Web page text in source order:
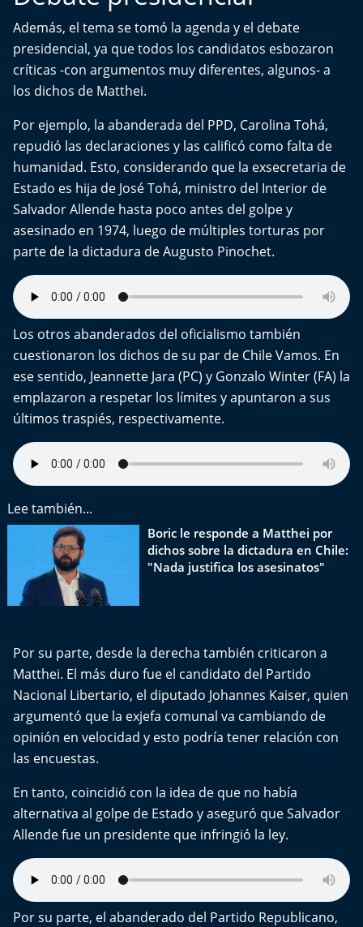
Además, el tema se tomó la agenda y el debate
presidencial, ya que todos los candidatos esbozaron
críticas -con argumentos muy diferentes, algunos- a
los dichos de Matthei.
Por ejemplo, la abanderada del PPD, Carolina Tohá,
repudió las declaraciones y las calificó como falta de
humanidad. Esto, considerando que la exsecretaria de
Estado es hija de José Tohá, ministro del Interior de
Salvador Allende hasta poco antes del golpe y
asesinado en 1974, luego de múltiples torturas por
parte de la dictadura de Augusto Pinochet.
Los otros abanderados del oficialismo también
cuestionaron los dichos de su par de Chile Vamos. En
ese sentido, Jeannette Jara (PC) y Gonzalo Winter (FA) la
emplazaron a respetar los límites y apuntaron a sus
últimos traspiés, respectivamente.
Lee también...
Boric le responde a Matthei por
dichos sobre la dictadura en Chile:
"Nada justifica los asesinatos"
Por su parte, desde la derecha también criticaron a
Matthei. El más duro fue el candidato del Partido
Nacional Libertario, el diputado Johannes Kaiser, quien
argumentó que la exjefa comunal va cambiando de
opinión en velocidad y esto podría tener relación con
las encuestas.
En tanto, coincidió con la idea de que no había
alternativa al golpe de Estado y aseguró que Salvador
Allende fue un presidente que infringió la ley.
Por su parte, el abanderado del Partido Republicano,